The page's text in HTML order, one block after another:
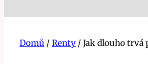
Domů / Renty / Jak dlouho trvá